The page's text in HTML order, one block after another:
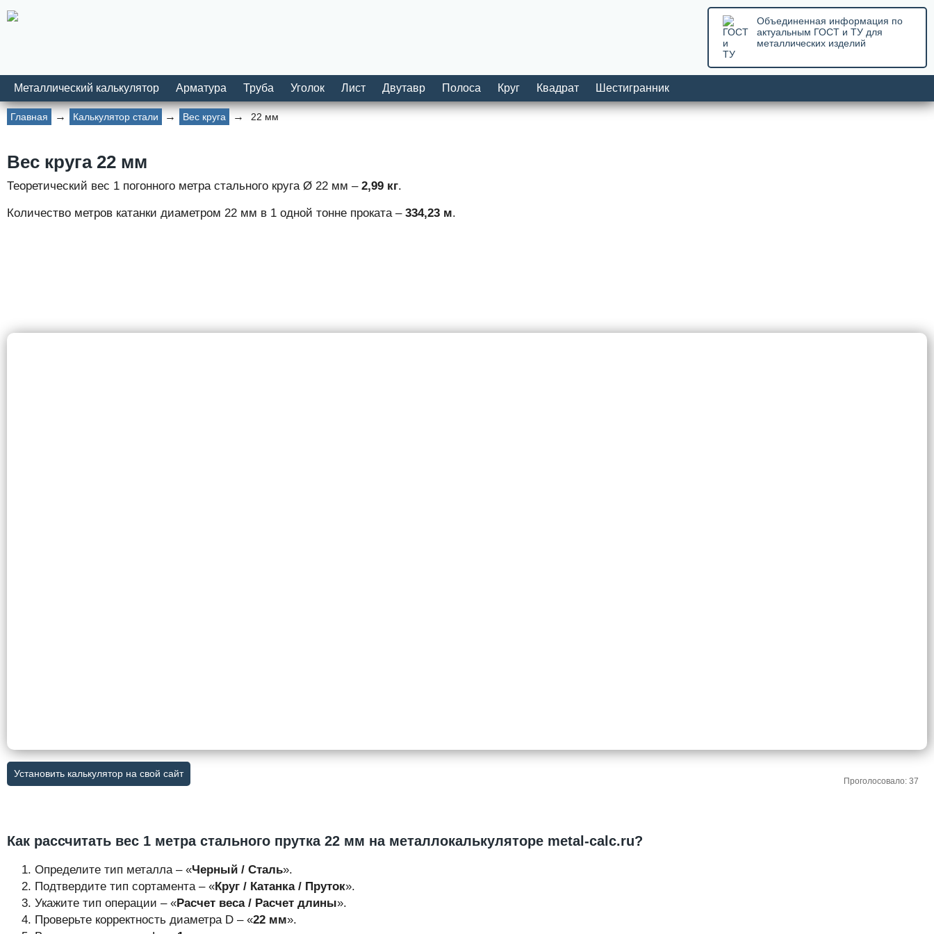
Объединенная информация по
актуальным ГОСТ и ТУ для
металлических изделий
Металлический калькулятор Арматура Труба Уголок Лист Двутавр Полоса Круг Квадрат Шестигранник
Главная Калькулятор стали Вес круга 22 мм
Вес круга 22 мм
Теоретический вес 1 погонного метра стального круга Ø 22 мм – 2,99 кг.
Количество метров катанки диаметром 22 мм в 1 одной тонне проката – 334,23 м.
Установить калькулятор на свой сайт
Проголосовало: 37
Как рассчитать вес 1 метра стального прутка 22 мм на металлокалькуляторе metal-calc.ru?
Определите тип металла – «Черный / Сталь».
Подтвердите тип сортамента – «Круг / Катанка / Пруток».
Укажите тип операции – «Расчет веса / Расчет длины».
Проверьте корректность диаметра D – «22 мм».